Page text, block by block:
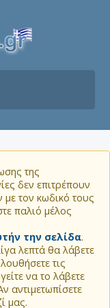
της
δεν επιτρέπουν
τον κωδικό τους
παλιό μέλος
την σελίδα.
λεπτά θα λάβετε
τις
να το λάβετε
αντιμετωπίσετε
μας.